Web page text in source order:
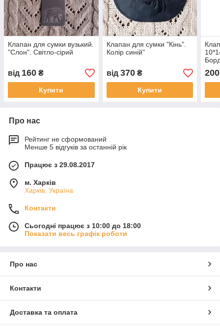
Клапан для сумки вузький.
"Слон". Світло-сірий
від 160 ₴
Купити
Клапан для сумки "Кiнь".
Колір синій"
від 370₴
Купити
200
Про нас
Рейтинг не сформований
Менше 5 відгуків за останній рік
Працює з 29.08.2017
м. Харків
Харків, Україна
Контакти
Сьогодні працює з 10:00 до 18:00
Показати весь графік роботи
Про нас
Контакти
Доставка та оплата